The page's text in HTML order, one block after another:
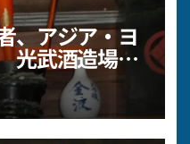
、アジア・ヨ
武酒造場様